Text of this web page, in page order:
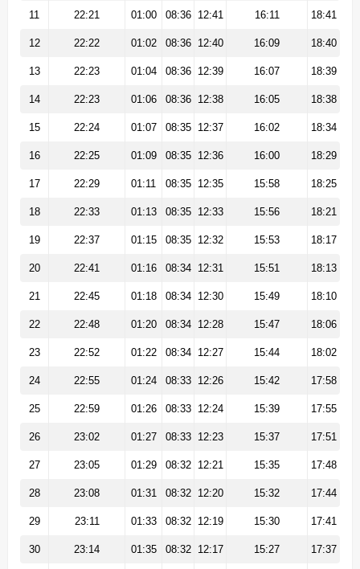
11 22:21 01:00 08:36 12:41 16:11 18:41
12 22:22 01:02 08:36 12:40 16:09 18:40
13 22:23 01:04 08:36 12:39 16:07 18:39
14 22:23 01:06 08:36 12:38 16:05 18:38
15 22:24 01:07 08:35 12:37 16:02 18:34
16 22:25 01:09 08:35 12:36 16:00 18:29
17 22:29 01:11 08:35 12:35 15:58 18:25
18 22:33 01:13 08:35 12:33 15:56 18:21
19 22:37 01:15 08:35 12:32 15:53 18:17
20 22:41 01:16 08:34 12:31 15:51 18:13
21 22:45 01:18 08:34 12:30 15:49 18:10
22 22:48 01:20 08:34 12:28 15:47 18:06
23 22:52 01:22 08:34 12:27 15:44 18:02
24 22:55 01:24 08:33 12:26 15:42 17:58
25 22:59 01:26 08:33 12:24 15:39 17:55
26 23:02 01:27 08:33 12:23 15:37 17:51
27 23:05 01:29 08:32 12:21 15:35 17:48
28 23:08 01:31 08:32 12:20 15:32 17:44
29 23:11 01:33 08:32 12:19 15:30 17:41
30 23:14 01:35 08:32 12:17 15:27 17:37